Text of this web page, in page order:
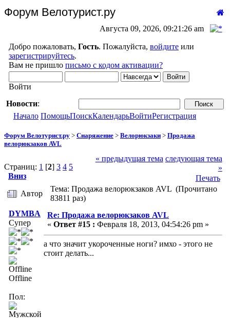
Форум Велотурист.ру
Августа 09, 2026, 09:21:26 am
Добро пожаловать, Гость. Пожалуйста, войдите или
зарегистрируйтесь.
Вам не пришло письмо с кодом активации?
Войти
Новости:
Начало ПомощьПоискКалендарьВойтиРегистрация
Форум Велотурист.ру > Снаряжение > Велорюкзаки > Продажа
велорюкзаков AVL
Страниц: 1 [2] 3 4 5
Вниз
« предыдущая тема следующая тема
»
Печать
Автор
Тема: Продажа велорюкзаков AVL (Прочитано
83811 раз)
DYMBA
Супер
Offline
Пол:
Re: Продажа велорюкзаков AVL
« Ответ #15 : Февраля 18, 2013, 04:54:26 pm »
а что значит укороченные ноги? имхо - этого не
стоит делать...